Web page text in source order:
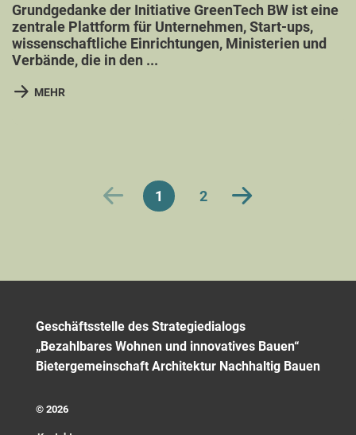
Grundgedanke der Initiative GreenTech BW ist eine
zentrale Plattform für Unternehmen, Start-ups,
wissenschaftliche Einrichtungen, Ministerien und
Verbände, die in den ...
MEHR
1 2
Geschäftsstelle des Strategiedialogs
„Bezahlbares Wohnen und innovatives Bauen“
Bietergemeinschaft Architektur Nachhaltig Bauen
© 2026